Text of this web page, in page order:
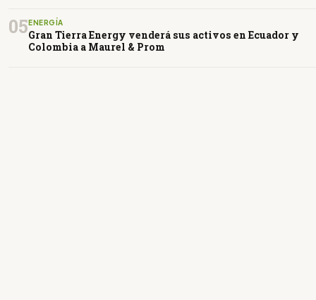
05 ENERGÍA
Gran Tierra Energy venderá sus activos en Ecuador y
Colombia a Maurel & Prom